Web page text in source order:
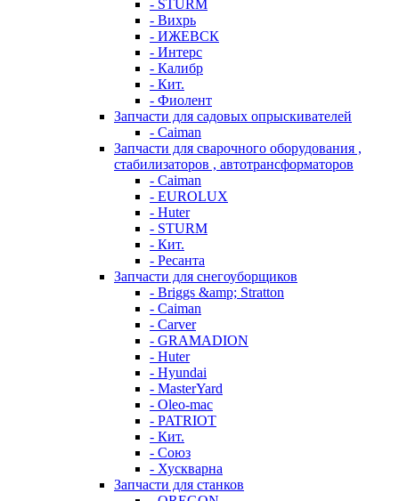
- STURM
- Вихрь
- ИЖЕВСК
- Интерс
- Калибр
- Кит.
- Фиолент
Запчасти для садовых опрыскивателей
- Caiman
Запчасти для сварочного оборудования ,
стабилизаторов , автотрансформаторов
- Caiman
- EUROLUX
- Huter
- STURM
- Кит.
- Ресанта
Запчасти для снегоуборщиков
- Briggs &amp; Stratton
- Caiman
- Carver
- GRAMADION
- Huter
- Hyundai
- MasterYard
- Oleo-mac
- PATRIOT
- Кит.
- Союз
- Хускварна
Запчасти для станков